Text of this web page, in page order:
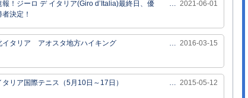
報！ジーロ デ イタリア(Giro d’Italia)最終日、優
者決定！
… 2021-06-01
イタリア アオスタ地方ハイキング … 2016-03-15
タリア国際テニス（5月10日～17日） … 2015-05-12